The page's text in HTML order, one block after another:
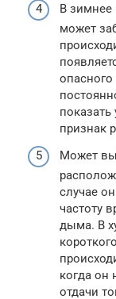
В зимнее
может
признак
Может
случае
частоту
дыма. В
когда он
отдачи